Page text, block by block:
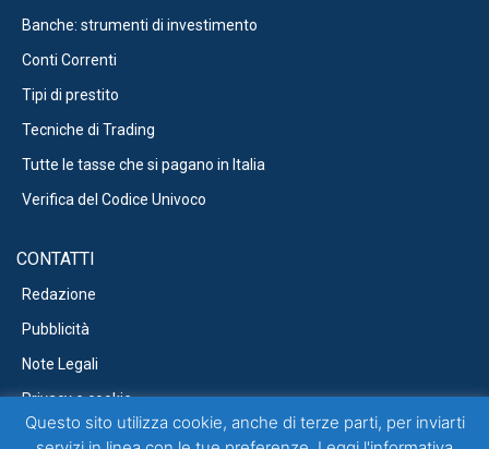
Banche: strumenti di investimento
Conti Correnti
Tipi di prestito
Tecniche di Trading
Tutte le tasse che si pagano in Italia
Verifica del Codice Univoco
CONTATTI
Redazione
Pubblicità
Note Legali
Privacy e cookie
Questo sito utilizza cookie, anche di terze parti, per inviarti